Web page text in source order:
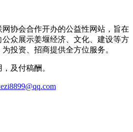
会合作开办的公益性网站，旨在
众展示姜堰经济、文化、建设等方
投资、招商提供全方位服务。
及付稿酬。